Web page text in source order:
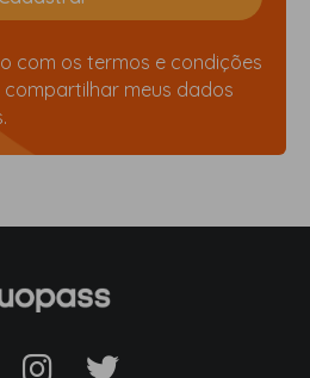
com os termos e condições
compartilhar meus dados